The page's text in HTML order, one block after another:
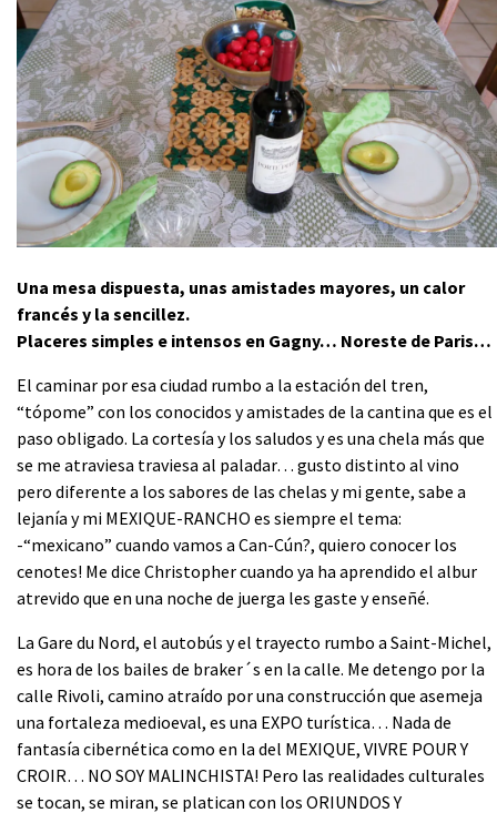
Una mesa dispuesta, unas amistades mayores, un calor
francés y la sencillez.
Placeres simples e intensos en Gagny… Noreste de Paris…
El caminar por esa ciudad rumbo a la estación del tren,
“tópome” con los conocidos y amistades de la cantina que es el
paso obligado. La cortesía y los saludos y es una chela más que
se me atraviesa traviesa al paladar… gusto distinto al vino
pero diferente a los sabores de las chelas y mi gente, sabe a
lejanía y mi MEXIQUE-RANCHO es siempre el tema:
-“mexicano” cuando vamos a Can-Cún?, quiero conocer los
cenotes! Me dice Christopher cuando ya ha aprendido el albur
atrevido que en una noche de juerga les gaste y enseñé.
La Gare du Nord, el autobús y el trayecto rumbo a Saint-Michel,
es hora de los bailes de braker´s en la calle. Me detengo por la
calle Rivoli, camino atraído por una construcción que asemeja
una fortaleza medioeval, es una EXPO turística… Nada de
fantasía cibernética como en la del MEXIQUE, VIVRE POUR Y
CROIR… NO SOY MALINCHISTA! Pero las realidades culturales
se tocan, se miran, se platican con los ORIUNDOS Y